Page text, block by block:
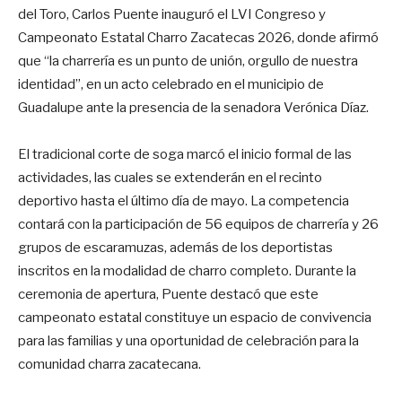
del Toro, Carlos Puente inauguró el LVI Congreso y
Campeonato Estatal Charro Zacatecas 2026, donde afirmó
que “la charrería es un punto de unión, orgullo de nuestra
identidad”, en un acto celebrado en el municipio de
Guadalupe ante la presencia de la senadora Verónica Díaz.
El tradicional corte de soga marcó el inicio formal de las
actividades, las cuales se extenderán en el recinto
deportivo hasta el último día de mayo. La competencia
contará con la participación de 56 equipos de charrería y 26
grupos de escaramuzas, además de los deportistas
inscritos en la modalidad de charro completo. Durante la
ceremonia de apertura, Puente destacó que este
campeonato estatal constituye un espacio de convivencia
para las familias y una oportunidad de celebración para la
comunidad charra zacatecana.